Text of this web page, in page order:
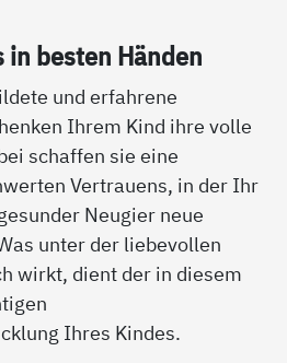
bes­ten Hän­den
und erfahrene
Ihrem Kind ihre volle
schaffen sie eine
Vertrauens, in der Ihr
Neugier neue
unter der liebevollen
wirkt, dient der in diesem
Ihres Kindes.